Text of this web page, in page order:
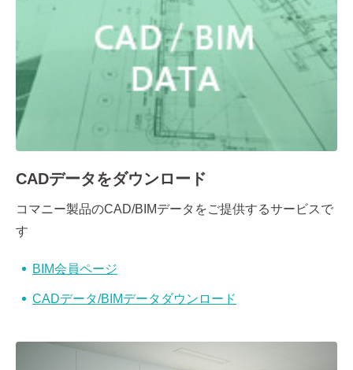
CADデータをダウンロード
コマニー製品のCAD/BIMデータをご提供するサービスで
す
BIM会員ページ
CADデータ/BIMデータダウンロード